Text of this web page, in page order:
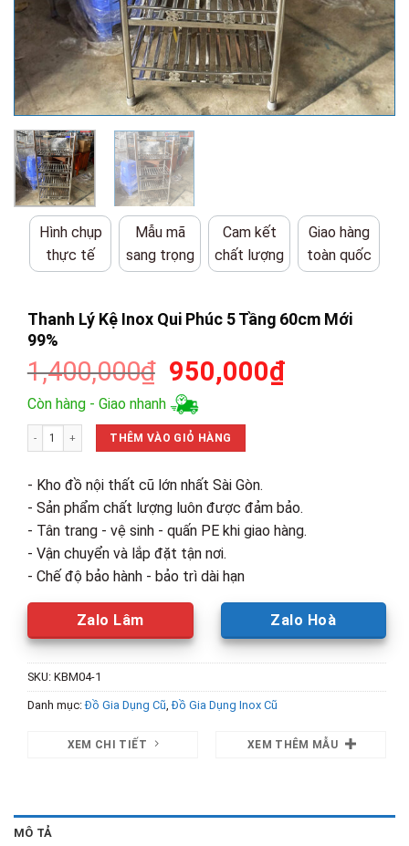
Hình chụp
thực tế
Mẫu mã
sang trọng
Cam kết
chất lượng
Giao hàng
toàn quốc
Thanh Lý Kệ Inox Qui Phúc 5 Tầng 60cm Mới
99%
1,400,000₫ Giá
gốc
là:
1,400,000₫.
950,000₫Giá
Còn hàng - Giao nhanh
Thanh Lý Kệ Inox Qui Phúc 5 Tầng 60cm Mới 99% số lượng
THÊM VÀO GIỎ HÀNG
- Kho đồ nội thất cũ lớn nhất Sài Gòn.
- Sản phẩm chất lượng luôn được đảm bảo.
- Tân trang - vệ sinh - quấn PE khi giao hàng.
- Vận chuyển và lắp đặt tận nơi.
- Chế độ bảo hành - bảo trì dài hạn
Zalo Lâm Zalo Hoà
SKU: KBM04-1
Danh mục:Đồ Gia Dụng Cũ,Đồ Gia Dụng Inox Cũ
XEM CHI TIẾT XEM THÊM MẪU
MÔ TẢ